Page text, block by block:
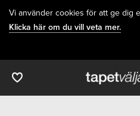
Vi använder cookies för att ge dig
Klicka här om du vill veta mer.